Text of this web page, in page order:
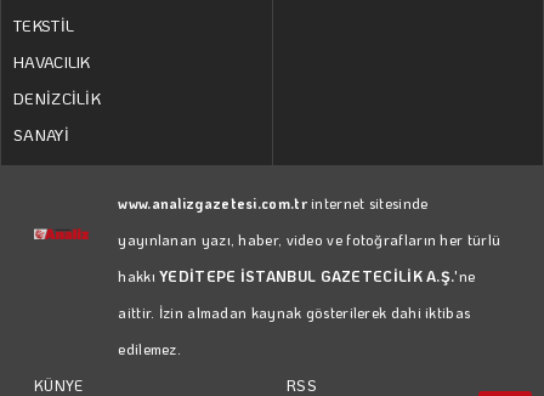
TEKSTİL
HAVACILIK
DENİZCİLİK
SANAYİ
www.analizgazetesi.com.trinternet sitesinde
yayınlanan yazı, haber, video ve fotoğrafların her türlü
hakkıYEDİTEPE İSTANBUL GAZETECİLİK A.Ş.'ne
aittir. İzin almadan kaynak gösterilerek dahi iktibas
edilemez.
KÜNYE
RSS